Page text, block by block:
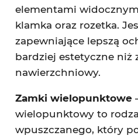
elementami
klamka oraz rozetka.
zapewniające lepszą
bardziej estetyczne niż
nawierzchniowy.
Zamki wielopunktowe
wielopunktowy to
wpuszczanego, który